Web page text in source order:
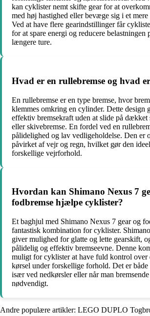
kan cyklister nemt skifte gear for at
med høj hastighed eller bevæge sig i et mere
Ved at have flere gearindstillinger får
for at spare energi og reducere belastningen
længere ture.
Hvad er en rullebremse og hvad
En rullebremse er en type bremse, hvor
klemmes omkring en cylinder. Dette design
effektiv bremsekraft uden at slide på
eller skivebremse. En fordel ved en
pålidelighed og lav vedligeholdelse. Den er
påvirket af vejr og regn, hvilket gør den
forskellige vejrforhold.
Hvordan kan Shimano Nexus 7
fodbremse hjælpe cyklister?
Et baghjul med Shimano Nexus 7 gear og
fantastisk kombination for cyklister.
giver mulighed for glatte og lette gearskift,
pålidelig og effektiv bremseevne. Denne
muligt for cyklister at have fuld kontrol over
kørsel under forskellige forhold. Det er
især ved nedkørsler eller når man
nødvendigt.
Andre populære artikler: LEGO DUPLO